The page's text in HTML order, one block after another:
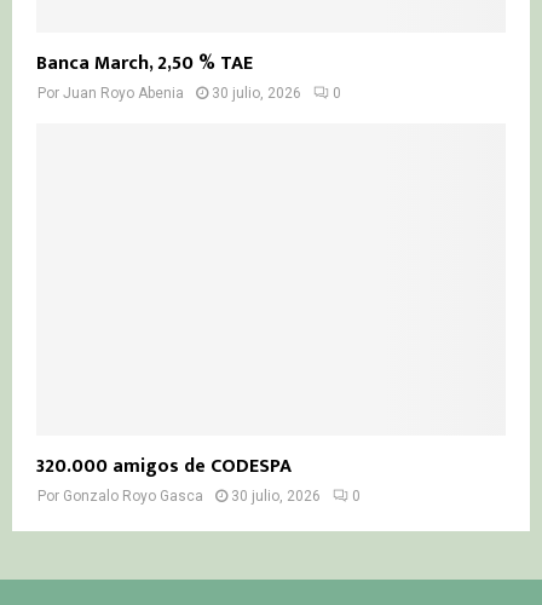
Banca March, 2,50 % TAE
Por Juan Royo Abenia 30 julio, 2026 0
320.000 amigos de CODESPA
Por Gonzalo Royo Gasca 30 julio, 2026 0